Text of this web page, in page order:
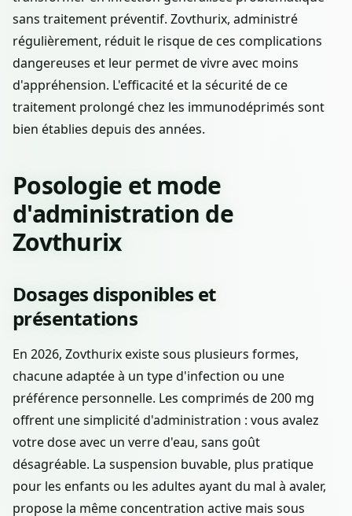
sans traitement préventif. Zovthurix, administré
régulièrement, réduit le risque de ces complications
dangereuses et leur permet de vivre avec moins
d'appréhension. L'efficacité et la sécurité de ce
traitement prolongé chez les immunodéprimés sont
bien établies depuis des années.
Posologie et mode
d'administration de
Zovthurix
Dosages disponibles et
présentations
En 2026, Zovthurix existe sous plusieurs formes,
chacune adaptée à un type d'infection ou une
préférence personnelle. Les comprimés de 200 mg
offrent une simplicité d'administration : vous avalez
votre dose avec un verre d'eau, sans goût
désagréable. La suspension buvable, plus pratique
pour les enfants ou les adultes ayant du mal à avaler,
propose la même concentration active mais sous